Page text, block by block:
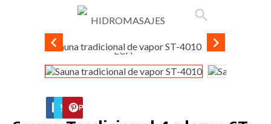
search
 
FACEBOOK
TWITTER
PINTEREST